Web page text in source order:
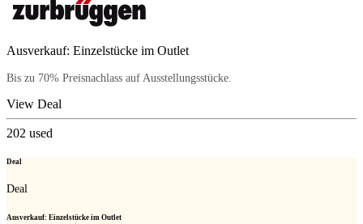
Ausverkauf: Einzelstücke im Outlet
Bis zu 70% Preisnachlass auf Ausstellungsstücke.
View Deal
202 used
Deal
Deal
Ausverkauf: Einzelstücke im Outlet